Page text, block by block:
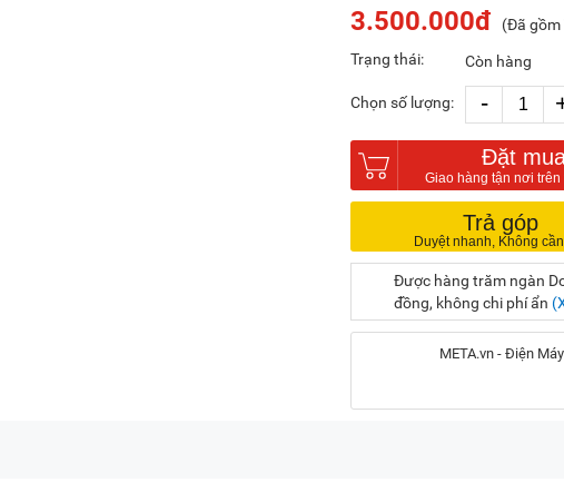
3.500.000đ
(Đã gồm
Trạng thái:
Còn hàng
Chọn số lượng: -
Đặt
Trả góp
Được hàng trăm ngàn
đồng, không chi phí ẩn
META.vn - Điện
Địa chỉ: